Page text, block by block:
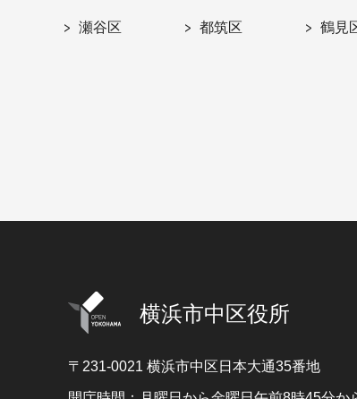
瀬谷区 都筑区 鶴見
横浜市中区役所
〒231-0021 横浜市中区日本大通35番地